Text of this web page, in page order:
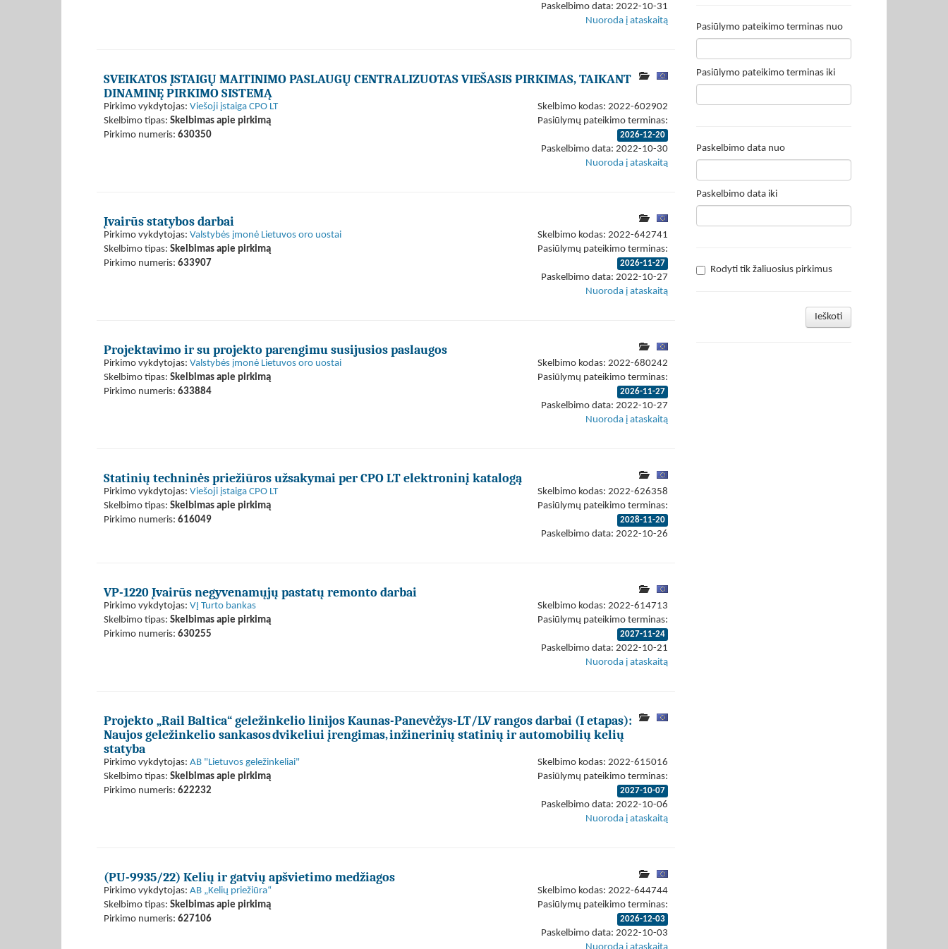
Paskelbimo data: 2022-10-31
Nuoroda į ataskaitą
SVEIKATOS ĮSTAIGŲ MAITINIMO PASLAUGŲ CENTRALIZUOTAS VIEŠASIS PIRKIMAS, TAIKANT
DINAMINĘ PIRKIMO SISTEMĄ
Pirkimo vykdytojas: Viešoji įstaiga CPO LT
Skelbimo tipas: Skelbimas apie pirkimą
Pirkimo numeris: 630350
Skelbimo kodas: 2022-602902
Pasiūlymų pateikimo terminas:
2026-12-20
Paskelbimo data: 2022-10-30
Nuoroda į ataskaitą
Įvairūs statybos darbai
Pirkimo vykdytojas: Valstybės įmonė Lietuvos oro uostai
Skelbimo tipas: Skelbimas apie pirkimą
Pirkimo numeris: 633907
Skelbimo kodas: 2022-642741
Pasiūlymų pateikimo terminas:
2026-11-27
Paskelbimo data: 2022-10-27
Nuoroda į ataskaitą
Projektavimo ir su projekto parengimu susijusios paslaugos
Pirkimo vykdytojas: Valstybės įmonė Lietuvos oro uostai
Skelbimo tipas: Skelbimas apie pirkimą
Pirkimo numeris: 633884
Skelbimo kodas: 2022-680242
Pasiūlymų pateikimo terminas:
2026-11-27
Paskelbimo data: 2022-10-27
Nuoroda į ataskaitą
Statinių techninės priežiūros užsakymai per CPO LT elektroninį katalogą
Pirkimo vykdytojas: Viešoji įstaiga CPO LT
Skelbimo tipas: Skelbimas apie pirkimą
Pirkimo numeris: 616049
Skelbimo kodas: 2022-626358
Pasiūlymų pateikimo terminas:
2028-11-20
Paskelbimo data: 2022-10-26
VP-1220 Įvairūs negyvenamųjų pastatų remonto darbai
Pirkimo vykdytojas: VĮ Turto bankas
Skelbimo tipas: Skelbimas apie pirkimą
Pirkimo numeris: 630255
Skelbimo kodas: 2022-614713
Pasiūlymų pateikimo terminas:
2027-11-24
Paskelbimo data: 2022-10-21
Nuoroda į ataskaitą
Projekto „Rail Baltica“ geležinkelio linijos Kaunas-Panevėžys-LT/LV rangos darbai (I etapas):
Naujos geležinkelio sankasos dvikeliui įrengimas, inžinerinių statinių ir automobilių kelių
statyba
Pirkimo vykdytojas: AB "Lietuvos geležinkeliai"
Skelbimo tipas: Skelbimas apie pirkimą
Pirkimo numeris: 622232
Skelbimo kodas: 2022-615016
Pasiūlymų pateikimo terminas:
2027-10-07
Paskelbimo data: 2022-10-06
Nuoroda į ataskaitą
(PU-9935/22) Kelių ir gatvių apšvietimo medžiagos
Pirkimo vykdytojas: AB „Kelių priežiūra“
Skelbimo tipas: Skelbimas apie pirkimą
Pirkimo numeris: 627106
Skelbimo kodas: 2022-644744
Pasiūlymų pateikimo terminas:
2026-12-03
Paskelbimo data: 2022-10-03
Pasiūlymo pateikimo terminas nuo
Pasiūlymo pateikimo terminas iki
Paskelbimo data nuo
Paskelbimo data iki
Rodyti tik žaliuosius pirkimus
Ieškoti